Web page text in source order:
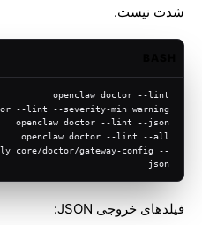
شدت نیست.
openclaw doctor --lint
--lint --severity-min warning
openclaw doctor --lint --json
openclaw doctor --lint --all
core/doctor/gateway-config --
json
فیلدهای خروجی JSON: